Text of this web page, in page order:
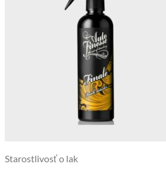
Starostlivosť o lak